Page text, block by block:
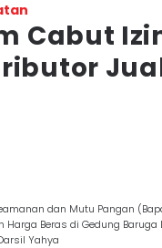
Cabut
dan Mutu Pangan
Beras di Gedung Baruga
Yahya